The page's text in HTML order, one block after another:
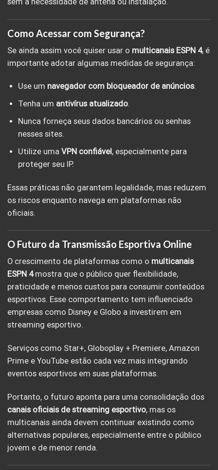
Como Acessar com Segurança?
Se ainda assim você quiser usar o multicanais ESPN 4, é
importante adotar algumas medidas de segurança:
Use um navegador com bloqueador de anúncios.
Tenha um antivírus atualizado.
Nunca forneça seus dados bancários ou senhas
nesses sites.
Utilize uma VPN confiável, especialmente para
proteger seu IP.
Essas práticas não garantem legalidade, mas reduzem
os riscos enquanto navega em plataformas não
oficiais.
O Futuro da Transmissão Esportiva Online
O crescimento de plataformas como o multicanais
ESPN 4mostra que o público quer flexibilidade,
praticidade e menos custos para consumir conteúdos
esportivos. Esse comportamento tem influenciado
empresas como Disney e Globo a investirem em
streaming esportivo.
Serviços como Star+, Globoplay + Premiere, Amazon
Prime e YouTube estão cada vez mais integrando
eventos esportivos em suas plataformas.
Portanto, o futuro aponta para uma consolidação dos
canais oficiais de streaming esportivo, mas os
multicanais ainda devem continuar existindo como
alternativas populares, especialmente entre o público
jovem e de menor renda.